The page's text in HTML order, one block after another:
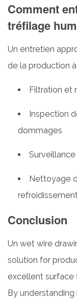
Comment
tréfilage
Un entretien
de la production
Filtration et
Inspection
dommages
Nettoyage
Conclusion
Un wet wire
solution for
excellent surface
By